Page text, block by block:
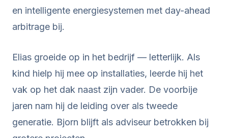
en intelligente energiesystemen met day-ahead
arbitrage bij.
Elias groeide op in het bedrijf — letterlijk. Als
kind hielp hij mee op installaties, leerde hij het
vak op het dak naast zijn vader. De voorbije
jaren nam hij de leiding over als tweede
generatie. Bjorn blijft als adviseur betrokken bij